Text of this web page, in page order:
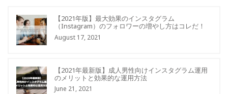
【2021年版】最大効果のインスタグラム
（Instagram）のフォロワーの増やし方はコレだ！
August 17, 2021
【2021年最新版】成人男性向けインスタグラム運用
のメリットと効果的な運用方法
June 21, 2021